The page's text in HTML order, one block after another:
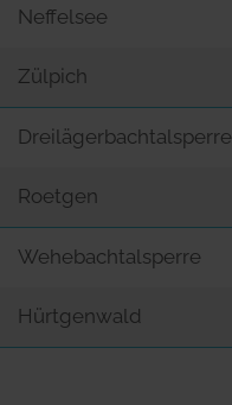
Neffelsee
Zülpich
Dreilägerbachtalsperre
Roetgen
Wehebachtalsperre
Hürtgenwald